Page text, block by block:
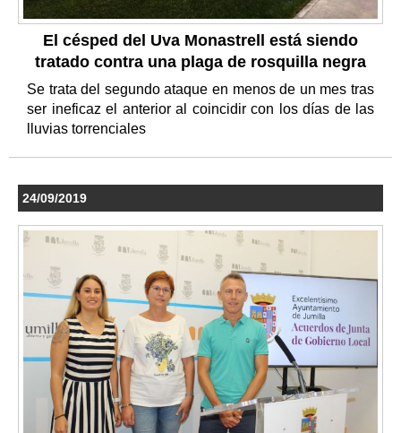
El césped del Uva Monastrell está siendo
tratado contra una plaga de rosquilla negra
Se trata del segundo ataque en menos de un mes tras
ser ineficaz el anterior al coincidir con los días de las
lluvias torrenciales
24/09/2019